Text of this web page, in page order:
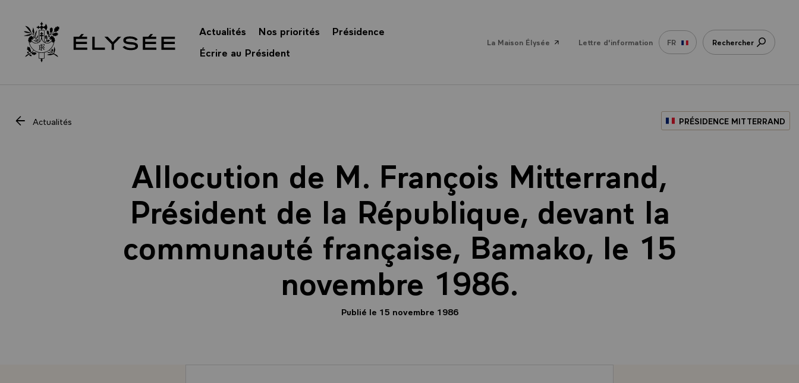
Retour à l’accueil Élysée
Actualités Nos priorités
Présidence
Écrire au Président
La Maison Élysée Lettre d'information FR Rechercher
Actualités PRÉSIDENCE MITTERRAND
Allocution de M. François Mitterrand,
Président de la République, devant la
communauté française, Bamako, le 15
novembre 1986.
Publié le 15 novembre 1986